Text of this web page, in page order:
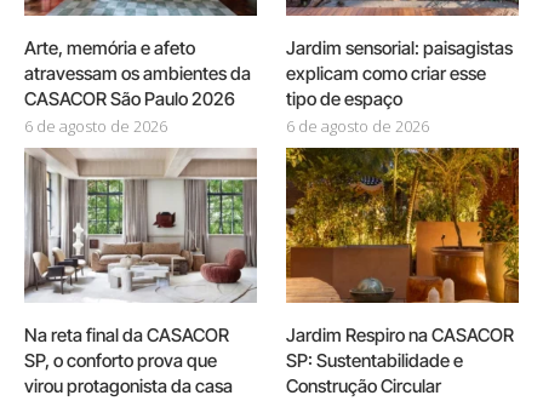
Arte, memória e afeto
atravessam os ambientes da
CASACOR São Paulo 2026
6 de agosto de 2026
Jardim sensorial: paisagistas
explicam como criar esse
tipo de espaço
6 de agosto de 2026
Na reta final da CASACOR
SP, o conforto prova que
virou protagonista da casa
Jardim Respiro na CASACOR
SP: Sustentabilidade e
Construção Circular